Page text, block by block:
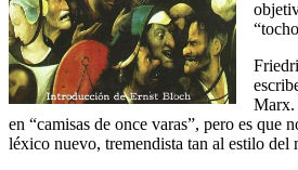
Marx.
en “camisas de once varas”, pero es que
léxico nuevo, tremendista tan al estilo del